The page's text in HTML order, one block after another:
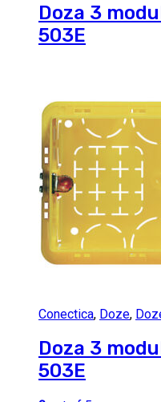
Doza 3
503E
Conectica, Doze,
Doza 3
503E